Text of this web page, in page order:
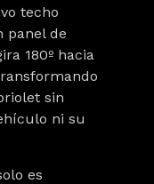
techo
panel de
180º hacia
sin
ni su
es